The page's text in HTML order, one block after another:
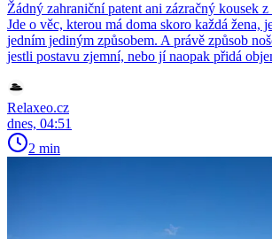
Žádný zahraniční patent ani zázračný kousek
Jde o věc, kterou má doma skoro každá žena,
jedním jediným způsobem. A právě způsob
jestli postavu zjemní, nebo jí naopak přidá
Relaxeo.cz
dnes, 04:51
2 min